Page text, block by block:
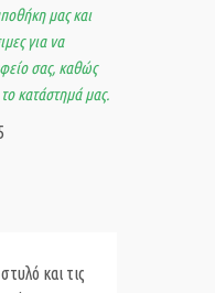
μας και
για να
σας, καθώς
κατάστημά μας.
και τις